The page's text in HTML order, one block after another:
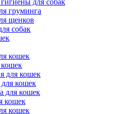
для собак
груминга
щенков
собак
кошек
для кошек
кошек
для кошек
кошек
кошек